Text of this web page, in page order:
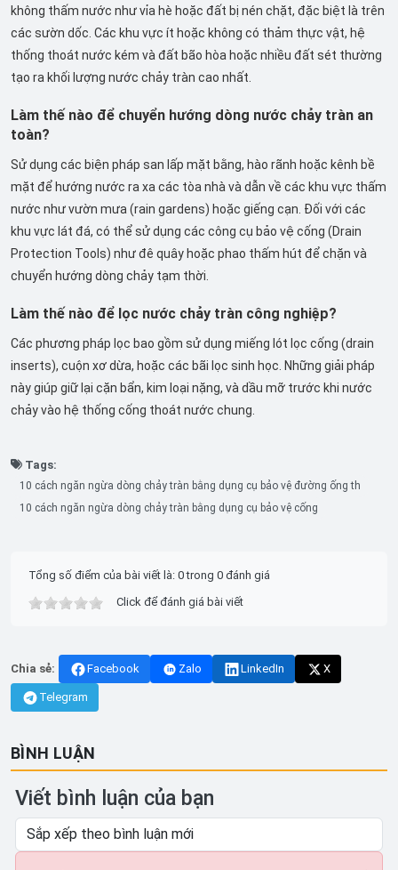
không thấm nước như vỉa hè hoặc đất bị nén chặt, đặc biệt là trên
các sườn dốc. Các khu vực ít hoặc không có thảm thực vật, hệ
thống thoát nước kém và đất bão hòa hoặc nhiều đất sét thường
tạo ra khối lượng nước chảy tràn cao nhất.
Làm thế nào để chuyển hướng dòng nước chảy tràn an
toàn?
Sử dụng các biện pháp san lấp mặt bằng, hào rãnh hoặc kênh bề
mặt để hướng nước ra xa các tòa nhà và dẫn về các khu vực thấm
nước như vườn mưa (rain gardens) hoặc giếng cạn. Đối với các
khu vực lát đá, có thể sử dụng các công cụ bảo vệ cống (Drain
Protection Tools) như đê quây hoặc phao thấm hút để chặn và
chuyển hướng dòng chảy tạm thời.
Làm thế nào để lọc nước chảy tràn công nghiệp?
Các phương pháp lọc bao gồm sử dụng miếng lót lọc cống (drain
inserts), cuộn xơ dừa, hoặc các bãi lọc sinh học. Những giải pháp
này giúp giữ lại cặn bẩn, kim loại nặng, và dầu mỡ trước khi nước
chảy vào hệ thống cống thoát nước chung.
Tags:
10 cách ngăn ngừa dòng chảy tràn bằng dụng cụ bảo vệ đường ống th
10 cách ngăn ngừa dòng chảy tràn bằng dụng cụ bảo vệ cống
Tổng số điểm của bài viết là: 0 trong 0 đánh giá
Click để đánh giá bài viết
Chia sẻ: Facebook Zalo LinkedIn X
Telegram
BÌNH LUẬN
Viết bình luận của bạn